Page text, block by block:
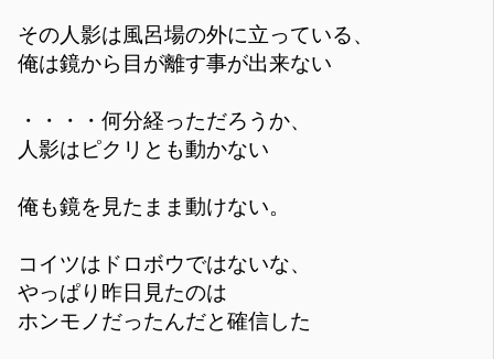
その人影は風呂場の外に立っている、
俺は鏡から目が離す事が出来ない
・・・・何分経っただろうか、
人影はピクリとも動かない
俺も鏡を見たまま動けない。
コイツはドロボウではないな、
やっぱり昨日見たのは
ホンモノだったんだと確信した